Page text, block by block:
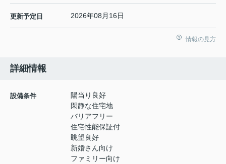
更新予定日 2026年08月16日
情報の見方
詳細情報
設備条件
陽当り良好
閑静な住宅地
バリアフリー
住宅性能保証付
眺望良好
新婚さん向け
ファミリー向け